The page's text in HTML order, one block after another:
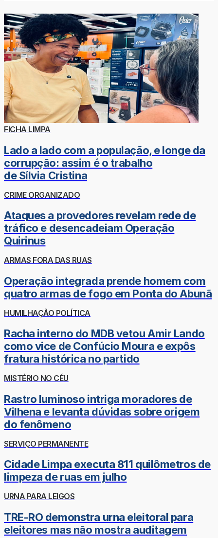
FICHA LIMPA
Lado a lado com a população, e longe da
corrupção: assim é o trabalho
de Sílvia Cristina
CRIME ORGANIZADO
Ataques a provedores revelam rede de
tráfico e desencadeiam Operação
Quirinus
ARMAS FORA DAS RUAS
Operação integrada prende homem com
quatro armas de fogo em Ponta do Abunã
HUMILHAÇÃO POLÍTICA
Racha interno do MDB vetou Amir Lando
como vice de Confúcio Moura e expôs
fratura histórica no partido
MISTÉRIO NO CÉU
Rastro luminoso intriga moradores de
Vilhena e levanta dúvidas sobre origem
do fenômeno
SERVIÇO PERMANENTE
Cidade Limpa executa 811 quilômetros de
limpeza de ruas em julho
URNA PARA LEIGOS
TRE-RO demonstra urna eleitoral para
eleitores mas não mostra auditagem